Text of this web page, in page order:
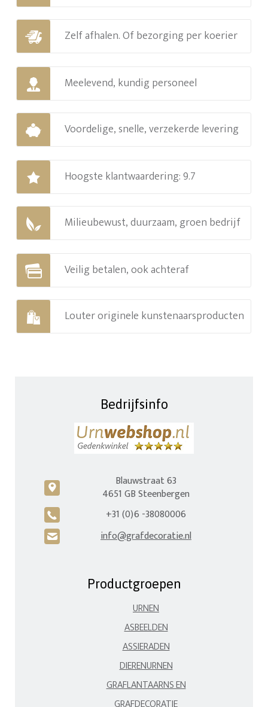
Zelf afhalen. Of bezorging per koerier
Meelevend, kundig personeel
Voordelige, snelle, verzekerde levering
Hoogste klantwaardering: 9.7
Milieubewust, duurzaam, groen bedrijf
Veilig betalen, ook achteraf
Louter originele kunstenaarsproducten
Bedrijfsinfo
c
Blauwstraat 63
4651 GB Steenbergen
A +31 (0)6 -38080006
H info@grafdecoratie.nl
Productgroepen
URNEN
ASBEELDEN
ASSIERADEN
DIERENURNEN
GRAFLANTAARNS EN